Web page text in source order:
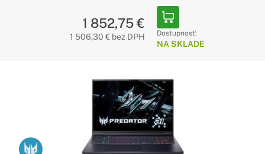
1 852,75 €
1 506,30 € bez DPH Dostupnosť:
NA SKLADE